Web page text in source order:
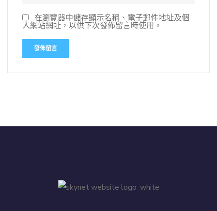
在瀏覽器中儲存顯示名稱、電子郵件地址及個
人網站網址，以供下次發佈留言時使用。